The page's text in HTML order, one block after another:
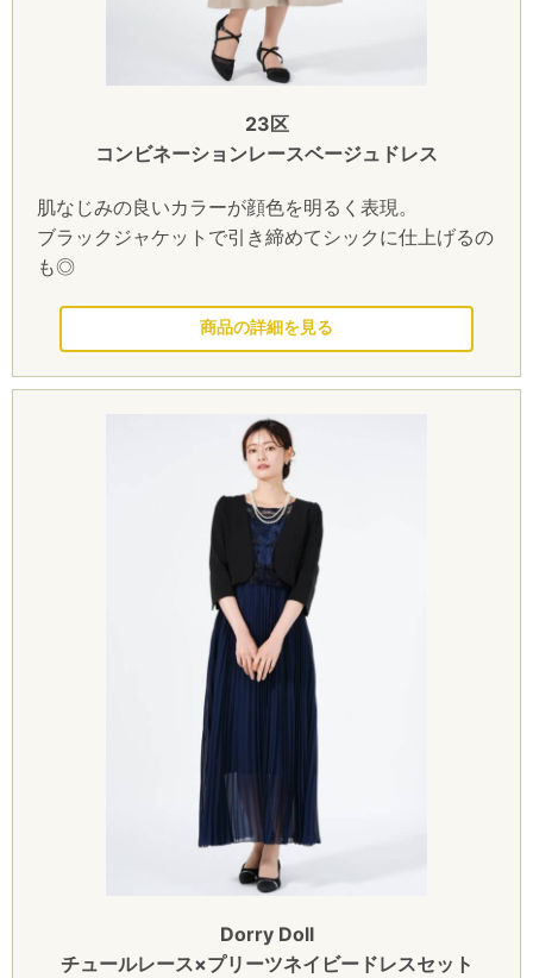
23区
コンビネーションレースベージュドレス
肌なじみの良いカラーが顔色を明るく表現。
ブラックジャケットで引き締めてシックに仕上げるの
も◎
このドレスを見る
Dorry Doll
チュールレース×プリーツネイビードレスセット